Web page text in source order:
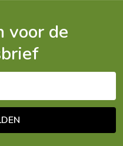
voor de